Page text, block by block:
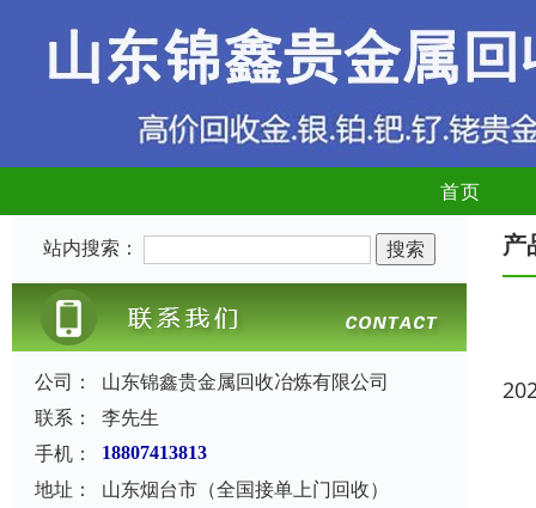
首页
站内搜索：
公司：
山东锦鑫贵金属回收冶炼有限公司
联系：
李先生
手机：
18807413813
地址：
山东烟台市（全国接单上门回收）
产